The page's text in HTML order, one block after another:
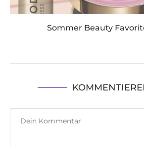
Sommer Beauty